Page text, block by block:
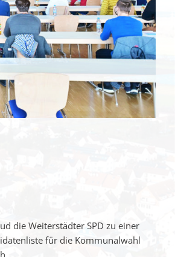
die Weiterstädter SPD zu einer
für die Kommunalwahl